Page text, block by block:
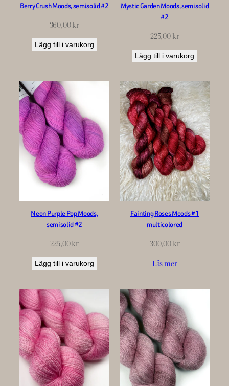
Berry Crush Moods, semisolid #2
360,00kr
Lägg till i varukorg
Mystic Garden Moods, semisolid
#2
225,00kr
Lägg till i varukorg
Neon Purple Pop Moods,
semisolid #2
225,00kr
Lägg till i varukorg
Fainting Roses Moods #1
multicolored
300,00kr
Läs mer